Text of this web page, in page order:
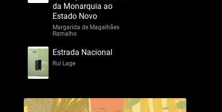
da Monarquia ao
Estado Novo
Margarida de Magalhães
Ramalho
Estrada Nacional
Rui Lage